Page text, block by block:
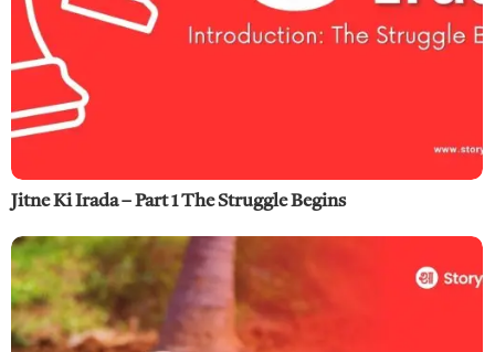
Jitne Ki Irada – Part 1 The Struggle Begins